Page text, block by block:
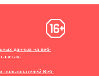
данных на веб-
пользователей Веб-